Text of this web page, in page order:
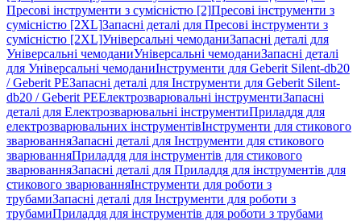
Пресові інструменти з сумісністю [2]Пресові інструменти з
сумісністю [2XL]Запасні деталі для Пресові інструменти з
сумісністю [2XL]Універсальні чемоданиЗапасні деталі для
Універсальні чемоданиУніверсальні чемоданиЗапасні деталі
для Універсальні чемоданиІнструменти для Geberit Silent-db20
/ Geberit PEЗапасні деталі для Інструменти для Geberit Silent-
db20 / Geberit PEЕлектрозварювальні інструментиЗапасні
деталі для Електрозварювальні інструментиПриладдя для
електрозварювальних інструментівІнструменти для стикового
зварюванняЗапасні деталі для Інструменти для стикового
зварюванняПриладдя для інструментів для стикового
зварюванняЗапасні деталі для Приладдя для інструментів для
стикового зварюванняІнструменти для роботи з
трубамиЗапасні деталі для Інструменти для роботи з
трубамиПриладдя для інструментів для роботи з трубами